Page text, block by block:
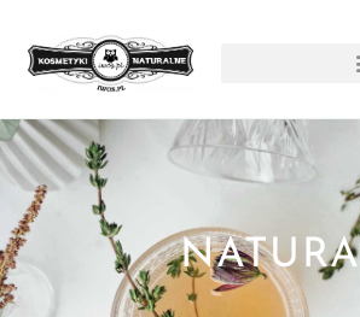
NATURA